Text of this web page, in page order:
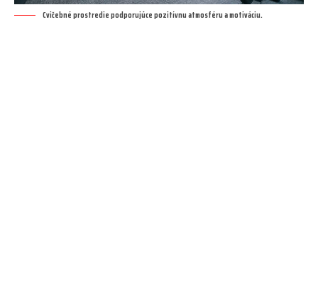
Cvičebné prostredie podporujúce pozitívnu atmosféru a motiváciu.